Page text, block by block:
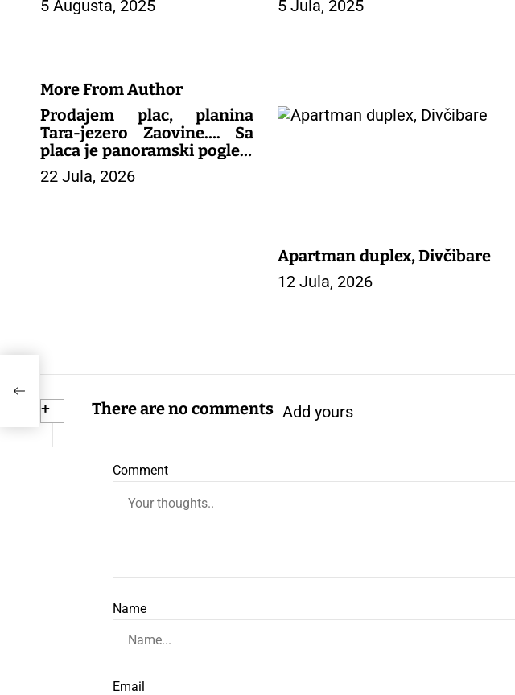
k
5 Augusta, 2025
5 Jula, 2025
More From Author
Prodajem plac, planina
Tara-jezero Zaovine…. Sa
placa je panoramski pogled,
jesero, vidi se deo Tare i
okolnih mesta… Plac je
22 Jula, 2026
Apartman duplex, Divčibare
12 Jula, 2026
+ There are no comments Add yours
Comment
Name
Email
–